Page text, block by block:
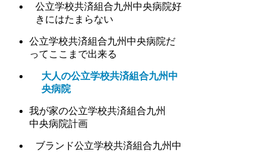
公立学校共済組合九州中央病院好
きにはたまらない
公立学校共済組合九州中央病院だ
ってここまで出来る
大人の公立学校共済組合九州中
央病院
我が家の公立学校共済組合九州
中央病院計画
ブランド公立学校共済組合九州中